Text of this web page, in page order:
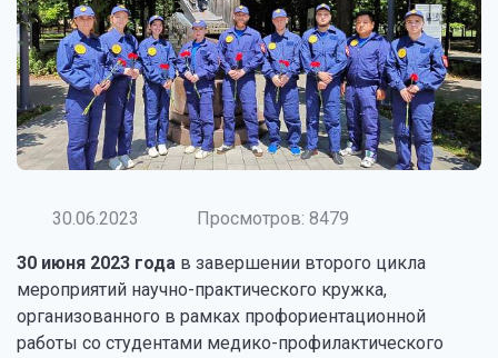
30.06.2023 Просмотров: 8479
30 июня 2023 года в завершении второго цикла
мероприятий научно-практического кружка,
организованного в рамках профориентационной
работы со студентами медико-профилактического